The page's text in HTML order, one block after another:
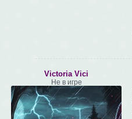
Victoria Vici
Не в игре